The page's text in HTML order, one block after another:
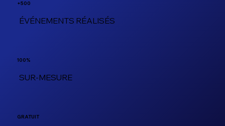
+500
ÉVÉNEMENTS RÉALISÉS
100%
SUR-MESURE
GRATUIT